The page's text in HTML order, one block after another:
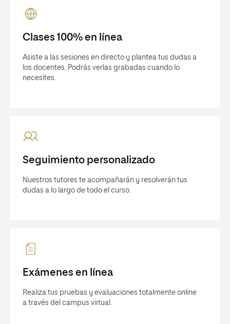
Clases 100% en línea
Asiste a las sesiones en directo y plantea tus dudas a
los docentes. Podrás verlas grabadas cuando lo
necesites.
Seguimiento personalizado
Nuestros tutores te acompañarán y resolverán tus
dudas a lo largo de todo el curso.
Exámenes en línea
Realiza tus pruebas y evaluaciones totalmente online
a través del campus virtual.